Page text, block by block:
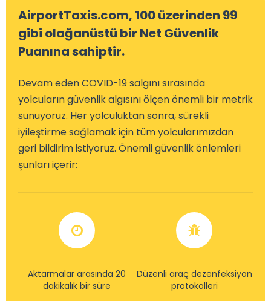
AirportTaxis.com, 100 üzerinden 99
gibi olağanüstü bir Net Güvenlik
Puanına sahiptir.
Devam eden COVID-19 salgını sırasında
yolcuların güvenlik algısını ölçen önemli bir metrik
sunuyoruz. Her yolculuktan sonra, sürekli
iyileştirme sağlamak için tüm yolcularımızdan
geri bildirim istiyoruz. Önemli güvenlik önlemleri
şunları içerir:
Aktarmalar arasında 20
dakikalık bir süre
Düzenli araç dezenfeksiyon
protokolleri